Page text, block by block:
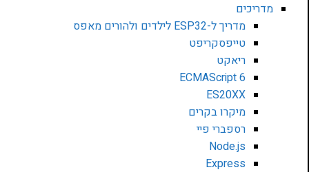
מדריכים
מדריך ל-ESP32 לילדים ולהורים מאפס
טייפסקריפט
ריאקט
ECMAScript 6
ES20XX
מיקרו בקרים
רספברי פיי
Node.js
Express